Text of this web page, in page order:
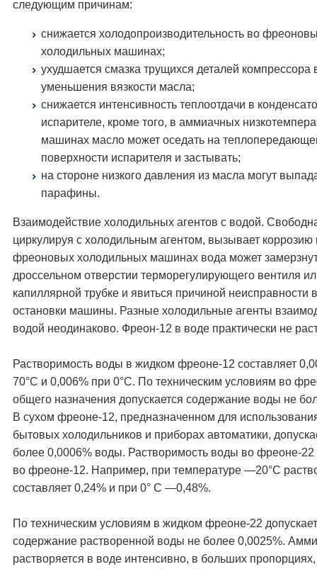
следующим причинам:
снижается холодопроизводительность во
холодильных машинах;
ухудшается смазка трущихся деталей компрессора
уменьшения вязкости масла;
снижается интенсивность теплоотдачи в
испарителе, кроме того, в аммиачных
машинах масло может оседать на
поверхности испарителя и застывать;
на стороне низкого давления из масла могут
парафины.
Взаимодействие холодильных агентов с водой.
циркулируя с холодильным агентом, вызывает коррозию
фреоновых холодильных машинах вода может
дроссельном отверстии терморегулирующего вентиля
капиллярной трубке и явиться причиной неисправности
остановки машины. Разные холодильные агенты
водой неодинаково. Фреон-12 в воде практически не
Растворимость воды в жидком фреоне-12 составляет
70°С и 0,006% при 0°С. По техническим условиям во
общего назначения допускается содержание воды не
В сухом фреоне-12, предназначенном для
бытовых холодильников и приборах автоматики,
более 0,0006% воды. Растворимость воды во фреоне-
во фреоне-12. Например, при температуре —20°С
составляет 0,24% и при 0° С —0,48%.
По техническим условиям в жидком фреоне-22
содержание растворенной воды не более 0,0025%.
растворяется в воде интенсивно, в больших